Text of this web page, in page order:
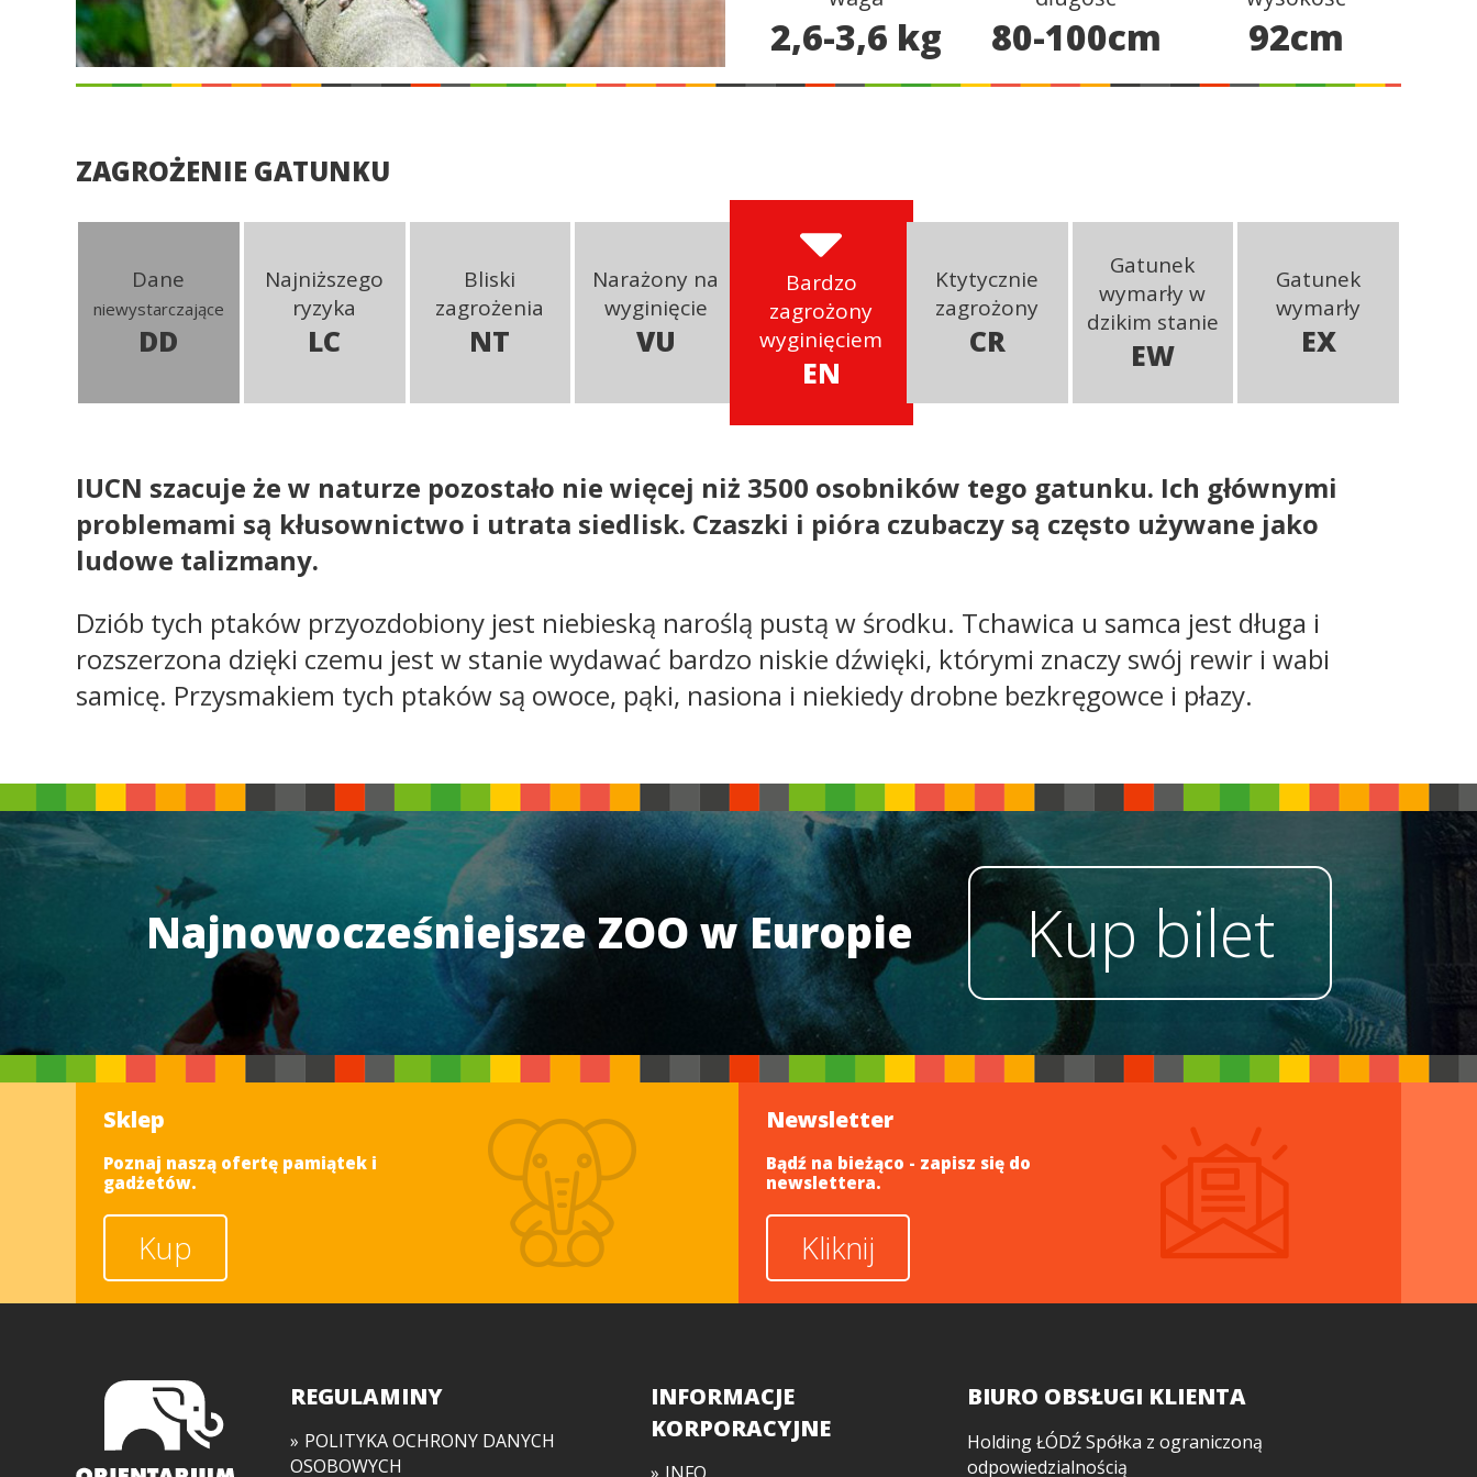
2,6-3,6 kg 80-100cm 92cm
ZAGROŻENIE GATUNKU
Dane
niewystarczające
DD
Najniższego
ryzyka
LC
Bliski
zagrożenia
NT
Narażony na
wyginięcie
VU
Bardzo
zagrożony
wyginięciem
EN
Ktytycznie
zagrożony
CR
Gatunek
wymarły w
dzikim stanie
EW
Gatunek
wymarły
EX
IUCN szacuje że w naturze pozostało nie więcej niż 3500 osobników tego gatunku. Ich głównymi
problemami są kłusownictwo i utrata siedlisk. Czaszki i pióra czubaczy są często używane jako
ludowe talizmany.
Dziób tych ptaków przyozdobiony jest niebieską naroślą pustą w środku. Tchawica u samca jest długa i
rozszerzona dzięki czemu jest w stanie wydawać bardzo niskie dźwięki, którymi znaczy swój rewir i wabi
samicę. Przysmakiem tych ptaków są owoce, pąki, nasiona i niekiedy drobne bezkręgowce i płazy.
Najnowocześniejsze ZOO w Europie Kup bilet
Sklep
Poznaj naszą ofertę pamiątek i
gadżetów.
Kup
Newsletter
Bądź na bieżąco - zapisz się do
newslettera.
Kliknij
REGULAMINY
POLITYKA OCHRONY DANYCH
OSOBOWYCH
INFORMACJE
KORPORACYJNE
BIURO OBSŁUGI KLIENTA
Holding ŁÓDŹ Spółka z ograniczoną
odpowiedzialnością